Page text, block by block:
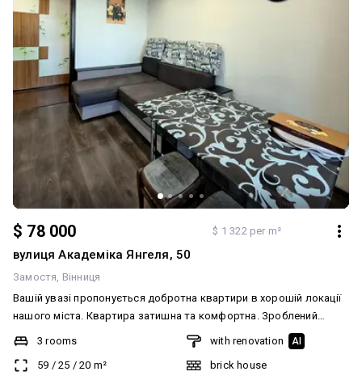
$ 78 000 $ 1 322 per m²
вулиця Академіка Янгеля, 50
Замостя Вінниця
Вашій увазі пропонується добротна квартири в хорошій локації
нашого міста. Квартира затишна та комфортна. Зроблений
якісний ремонт. Також робився капітальний ремонт даху. Дві
окремі кімнати та кухня -студія, суміжний санвузол.
Індивідуальне газове опалення. Квартири тепла, не кутова. Меблі
3 rooms
59 / 25 / 20 m²
with renovation AI
brick house